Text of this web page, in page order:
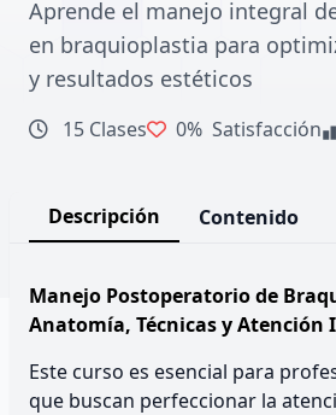
Aprende el manejo integral
en braquioplastia para
y resultados estéticos
15 Clases 0% Satisfacción
Descripción Contenido
Manejo Postoperatorio de
Anatomía, Técnicas y Atención
Este curso es esencial para
que buscan perfeccionar la